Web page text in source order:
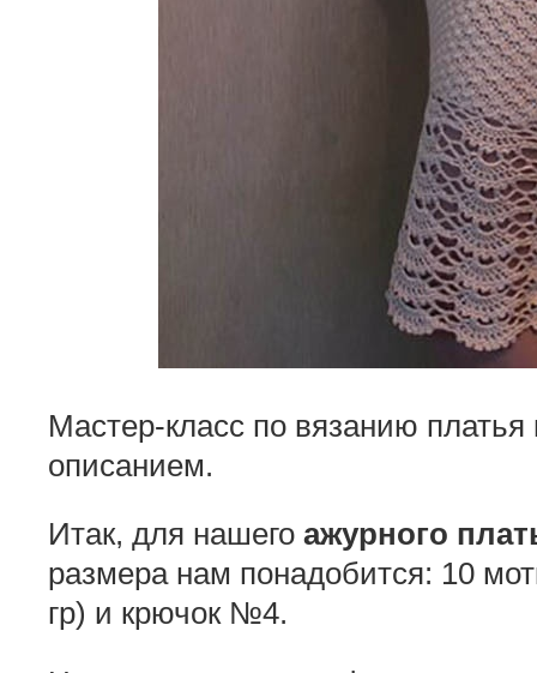
Мастер-класс по вязанию
описанием.
Итак, для нашего ажурного
размера нам понадобится: 10
гр) и крючок №4.